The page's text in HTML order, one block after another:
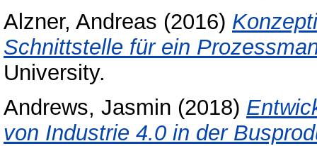
Alzner, Andreas (2016)
Schnittstelle für ein
University.
Andrews, Jasmin (2018)
von Industrie 4.0 in der